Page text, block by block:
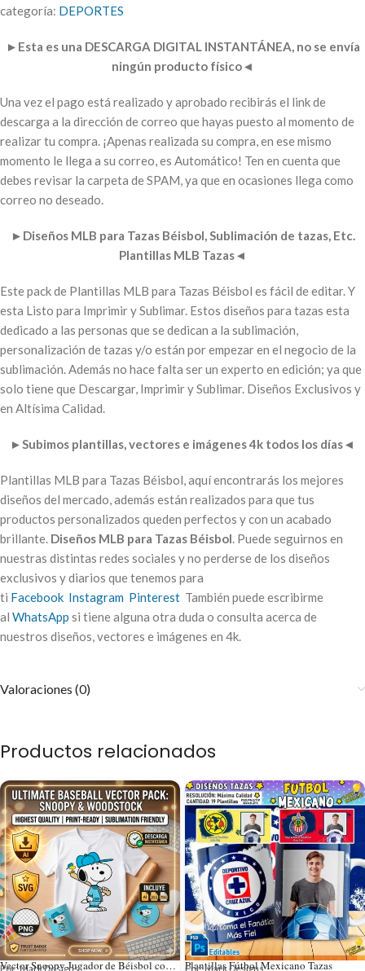
categoría: DEPORTES
► Esta es una DESCARGA DIGITAL INSTANTÁNEA, no se envía
ningún producto físico◄
Una vez el pago está realizado y aprobado recibirás el link de
descarga a la dirección de correo que hayas puesto al momento de
realizar tu compra. ¡Apenas realizada su compra, en ese mismo
momento le llega a su correo, es Automático! Ten en cuenta que
debes revisar la carpeta de SPAM, ya que en ocasiones llega como
correo no deseado.
► Diseños MLB para Tazas Béisbol, Sublimación de tazas, Etc.
Plantillas MLB Tazas◄
Este pack de Plantillas MLB para Tazas Béisbol es fácil de editar. Y
esta Listo para Imprimir y Sublimar. Estos diseños para tazas esta
dedicado a las personas que se dedican a la sublimación,
personalización de tazas y/o están por empezar en el negocio de la
sublimación. Además no hace falta ser un experto en edición; ya que
solo tiene que Descargar, Imprimir y Sublimar. Diseños Exclusivos y
en Altísima Calidad.
►Subimos plantillas, vectores e imágenes 4k todos los días◄
Plantillas MLB para Tazas Béisbol, aquí encontrarás los mejores
diseños del mercado, además están realizados para que tus
productos personalizados queden perfectos y con un acabado
brillante. Diseños MLB para Tazas Béisbol. Puede seguirnos en
nuestras distintas redes sociales y no perderse de los diseños
exclusivos y diarios que tenemos para
ti Facebook Instagram Pinterest También puede escribirme
al WhatsApp si tiene alguna otra duda o consulta acerca de
nuestros diseños, vectores e imágenes en 4k.
Valoraciones (0)
Productos relacionados
Vector Snoopy Jugador de Béisbol con Woodstock para Sublimación
Por: Mark Designs Plantillas Fútbol Mexicano Tazas
Por: Mark Designs